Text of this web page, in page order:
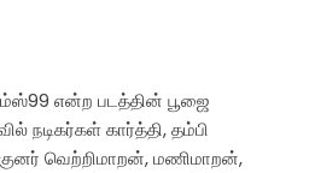
என்ற படத்தின் பூஜை
நடிகர்கள் கார்த்தி, தம்பி
வெற்றிமாறன், மணிமாறன்,